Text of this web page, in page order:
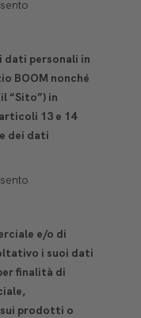
personali in
BOOM nonché
“Sito”) in
13 e 14
dei dati
e/o di
i suoi dati
finalità di
prodotti o